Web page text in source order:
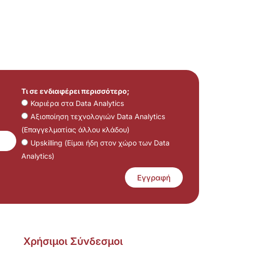
Τι σε ενδιαφέρει περισσότερο;
Καριέρα στα Data Analytics
Αξιοποίηση τεχνολογιών Data Analytics
(Επαγγελματίας άλλου κλάδου)
Upskilling (Είμαι ήδη στον χώρο των Data
Analytics)
Εγγραφή
Χρήσιμοι Σύνδεσμοι